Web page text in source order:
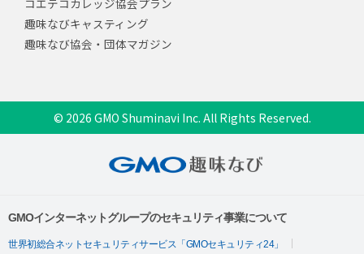
コエテコカレッジ協会プラン
趣味なびキャスティング
趣味なび協会・団体マガジン
© 2026 GMO Shuminavi Inc. All Rights Reserved.